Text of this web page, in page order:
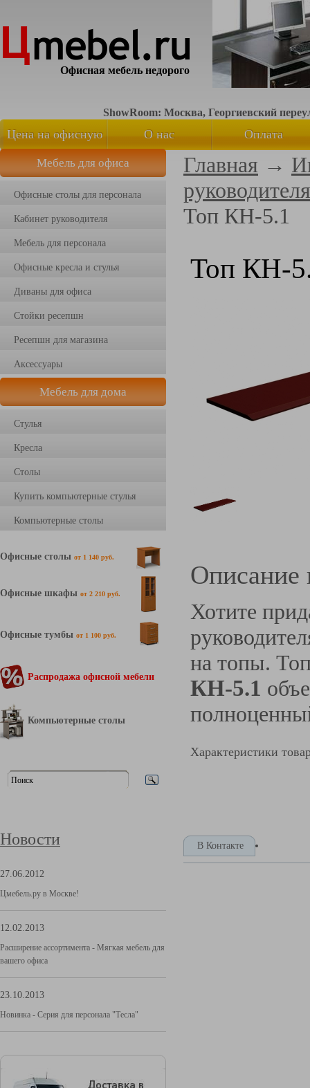
Офисная мебель недорого
ShowRoom: Москва, Георгиевский
Цена на офисную
мебель
О нас Оплата
Мебель для офиса
Офисные столы для персонала
Кабинет руководителя
Мебель для персонала
Офисные кресла и стулья
Диваны для офиса
Стойки ресепшн
Ресепшн для магазина
Аксессуары
Мебель для дома
Стулья
Кресла
Столы
Купить компьютерные стулья
Компьютерные столы
Офисные столы от 1 140 руб.
Офисные шкафы от 2 210 руб.
Офисные тумбы от 1 100 руб.
Распродажа офисной мебели
Компьютерные столы
Новости
27.06.2012
Цмебель.ру в Москве!
12.02.2013
Расширение ассортимента - Мягкая мебель для
вашего офиса
23.10.2013
Новинка - Серия для персонала "Тесла"
Главная →
Топ КН-5.1
Топ КН-
Описание
Хотите
на топы.
КН-5.1
Характеристики
В Контакте